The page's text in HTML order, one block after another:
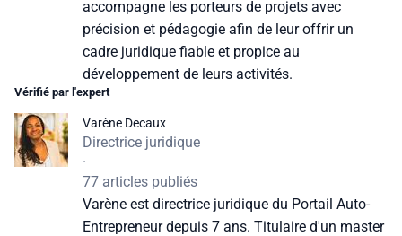
accompagne les porteurs de projets avec
précision et pédagogie afin de leur offrir un
cadre juridique fiable et propice au
développement de leurs activités.
Vérifié par l'expert
Varène Decaux
Directrice juridique
·
77 articles publiés
Varène est directrice juridique du Portail Auto-
Entrepreneur depuis 7 ans. Titulaire d'un master